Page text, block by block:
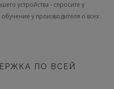
устройства - спросите у
у производителя о всех
ПО ВСЕЙ